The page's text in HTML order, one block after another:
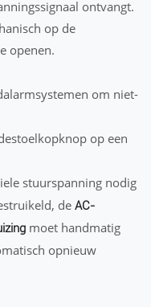
ontvangt.
op de
openen.
om niet-
op een
stuurspanning nodig
de AC-
moet handmatig
opnieuw